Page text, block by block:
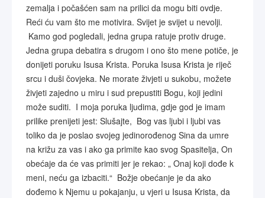
zemalja i počašćen sam na prilici da mogu biti ovdje.
Reći ću vam što me motivira. Svijet je svijet u nevolji.
Kamo god pogledali, jedna grupa ratuje protiv druge.
Jedna grupa debatira s drugom i ono što mene potiče, je
donijeti poruku Isusa Krista. Poruka Isusa Krista je riječ
srcu i duši čovjeka. Ne morate živjeti u sukobu, možete
živjeti zajedno u miru i sud prepustiti Bogu, koji jedini
može suditi. I moja poruka ljudima, gdje god je imam
prilike prenijeti jest: Slušajte, Bog vas ljubi i ljubi vas
toliko da je poslao svojeg jedinorođenog Sina da umre
na križu za vas i ako ga primite kao svog Spasitelja, On
obećaje da će vas primiti jer je rekao: „ Onaj koji dođe k
meni, neću ga izbaciti.“ Božje obećanje je da ako
dođemo k Njemu u pokajanju, u vjeri u Isusa Krista, da